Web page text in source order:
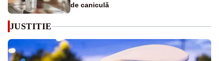
de caniculă
JUSTITIE